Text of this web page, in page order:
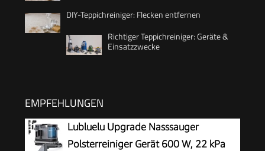
DIY-Teppichreiniger: Flecken entfernen
Richtiger Teppichreiniger: Geräte &
Einsatzzwecke
EMPFEHLUNGEN
Lubluelu Upgrade Nasssauger
Polsterreiniger Gerät 600 W, 22 kPa